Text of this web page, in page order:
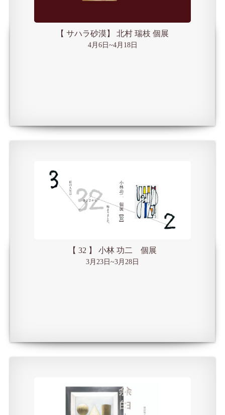
【 サハラ砂漠】 北村 瑞枝 個展
4月6日~4月18日
【 32 】 小林 功二 個展
3月23日~3月28日